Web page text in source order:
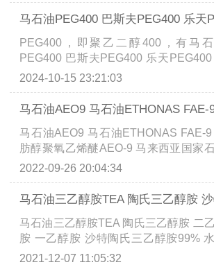
域，具有弱碱性，能与多种酸反应。
应用于化妆品、金属加工、水泥、日化
多个行业，三乙醇胺还可用作环氧树
固化剂、润滑油的添加剂以及抗腐
等。马石油三乙醇胺与陶氏三乙醇胺的
PEG400，即聚乙二醇400，有马
PEG400 巴斯夫PEG400 乐天
特PEG400 扬巴PEG-400 的化学性质及
性，广泛应用于医药、化妆品、工业
域，如制药液体制剂、化妆品保湿剂
业润滑剂等，其制备简单成本低，未
用前景广阔。...
2024-10-15 23:21:03
马石油AEO9 马石油ETHONAS FAE-9
肪醇聚氧乙烯醚AEO-9 马来西亚国家
26-L-9 陶氏AEO9 非离子型表面活性
AEO-7(26-L-7)主要用作乳液类、膏霜
香波类化妆品的乳化剂。水溶性优良
用于制造水包油型乳液。另外还可用
静电剂。为亲水性乳化剂，能增强某
质在水中的溶解度，可作为制作O/W型
2022-09-26 20:04:34
马石油三乙醇胺TEA 陶氏三乙醇胺 二
胺 一乙醇胺 沙特陶氏三乙醇胺99%
助磨剂保湿剂 CAS号：102-71-6 在化
2021-12-07 11:05:32